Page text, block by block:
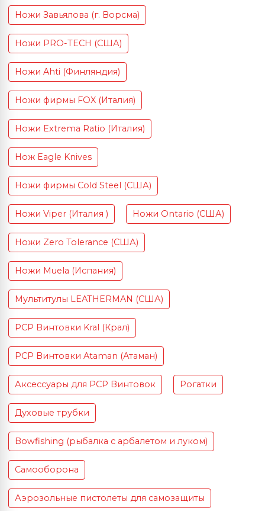
Ножи Завьялова (г. Ворсма)
Ножи PRO-TECH (США)
Ножи Ahti (Финляндия)
Ножи фирмы FOX (Италия)
Ножи Extrema Ratio (Италия)
Нож Eagle Knives
Ножи фирмы Cold Steel (США)
Ножи Viper (Италия ) Ножи Ontario (США)
Ножи Zero Tolerance (США)
Ножи Muela (Испания)
Мультитулы LEATHERMAN (США)
PCP Винтовки Kral (Крал)
PCP Винтовки Ataman (Атаман)
Аксессуары для PCP Винтовок Рогатки
Духовые трубки
Bowfishing (рыбалка с арбалетом и луком)
Самооборона
Аэрозольные пистолеты для самозащиты